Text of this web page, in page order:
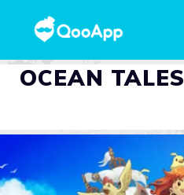
OCEAN TALES